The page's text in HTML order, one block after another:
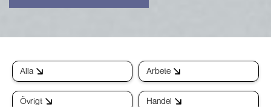
Alla Arbete
Övrigt Handel